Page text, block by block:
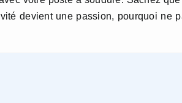
devient une passion, pourquoi ne